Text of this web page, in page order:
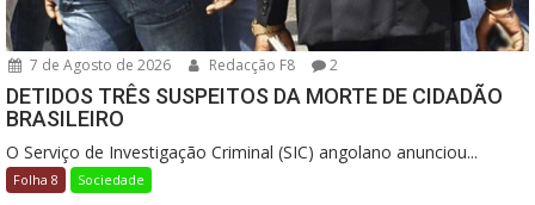
7 de Agosto de 2026 Redacção F8 2
DETIDOS TRÊS SUSPEITOS DA MORTE DE CIDADÃO
BRASILEIRO
O Serviço de Investigação Criminal (SIC) angolano anunciou...
Folha 8 Sociedade